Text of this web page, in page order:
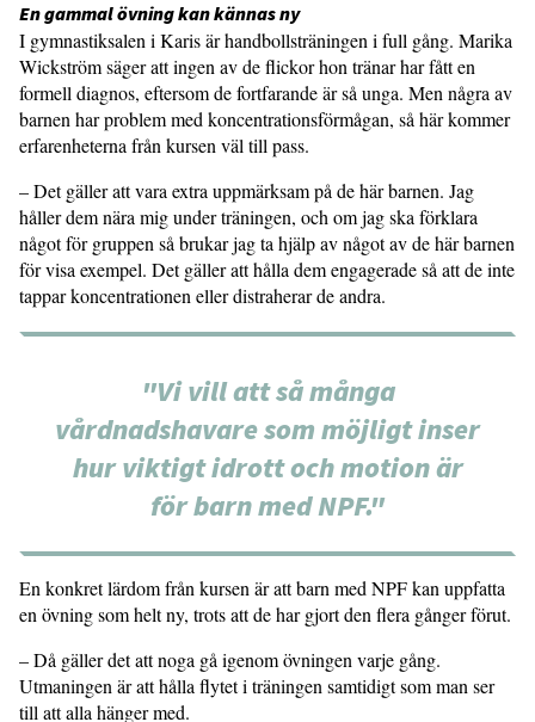
En gammal övning kan kännas ny
I gymnastiksalen i Karis är handbollsträningen i full gång. Marika
Wickström säger att ingen av de flickor hon tränar har fått en
formell diagnos, eftersom de fortfarande är så unga. Men några av
barnen har problem med koncentra­tionsförmågan, så här kommer
erfaren­heterna från kursen väl till pass.
– Det gäller att vara extra uppmärk­sam på de här barnen. Jag
håller dem nära mig under träningen, och om jag ska förklara
något för gruppen så brukar jag ta hjälp av något av de här barnen
för visa exempel. Det gäller att hålla dem engagerade så att de inte
tappar koncen­trationen eller distraherar de andra.
"Vi vill att så många
vårdnadshavare som möjligt inser
hur viktigt idrott och motion är
för barn med NPF."
En konkret lärdom från kursen är att barn med NPF kan uppfatta
en övning som helt ny, trots att de har gjort den flera gånger förut.
– Då gäller det att noga gå igenom övningen varje gång.
Utmaningen är att hålla flytet i träningen samtidigt som man ser
till att alla hänger med.